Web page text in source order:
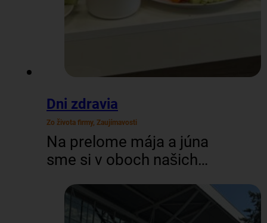
Dni zdravia
Zo života firmy, Zaujímavosti
Na prelome mája a júna
sme si v oboch našich
dopriali trochu
starostlivosti o zdravie. V